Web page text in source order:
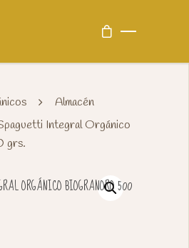
Almacén
Integral Orgánico
grs.
ORGÁNICO BIOGRANORO 500